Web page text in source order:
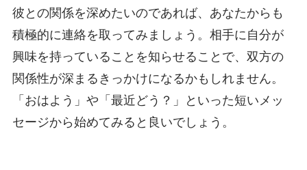
彼との関係を深めたいのであれば、あなたからも
積極的に連絡を取ってみましょう。相手に自分が
興味を持っていることを知らせることで、双方の
関係性が深まるきっかけになるかもしれません。
「おはよう」や「最近どう？」といった短いメッ
セージから始めてみると良いでしょう。